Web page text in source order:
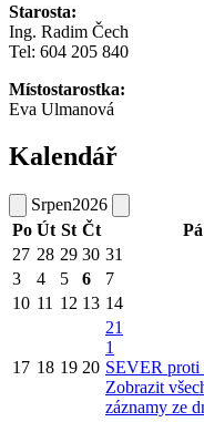
Starosta:
Ing. Radim Čech
Tel: 604 205 840
Místostarostka:
Eva Ulmanová
Kalendář
Srpen2026
Po Út St Čt Pá
27 28 29 30 31
3
4 5 6 7
10 11 12 13 14
17 18 19 20
21
1
SEVER
Zobrazit
záznamy ze